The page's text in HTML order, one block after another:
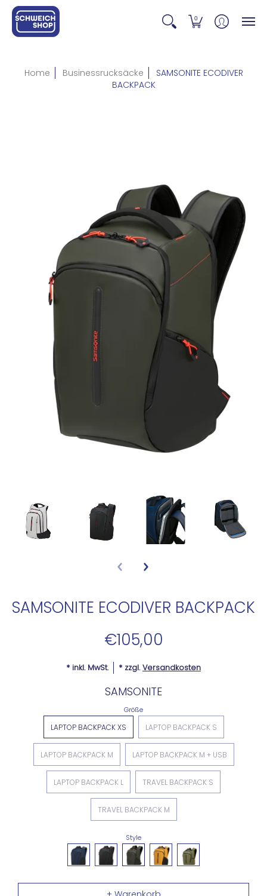
0
Home Businessrucksäcke
SAMSONITE ECODIVER
BACKPACK
SAMSONITE ECODIVER BACKPACK
€105,00
* inkl. MwSt. * zzgl.Versandkosten
SAMSONITE
Größe
LAPTOP BACKPACK XS LAPTOP BACKPACK S
LAPTOP BACKPACK M LAPTOP BACKPACK M + USB
LAPTOP BACKPACK L TRAVEL BACKPACK S
TRAVEL BACKPACK M
Style